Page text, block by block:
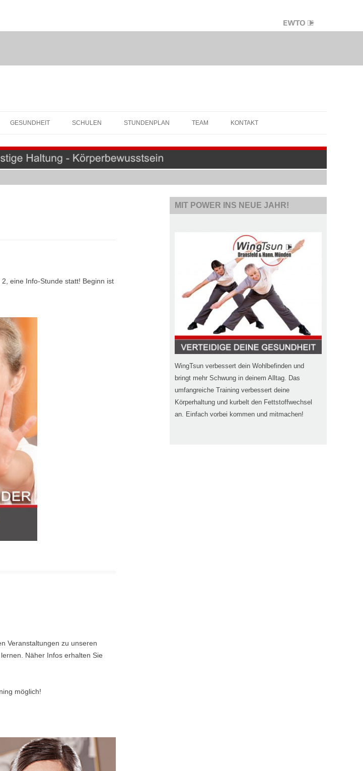
zum
GESUNDHEIT SCHULEN STUNDENPLAN TEAM KONTAKT
eine Info-Stunde statt! Beginn ist
Veranstaltungen zu unseren
Näher Infos erhalten Sie
möglich!
MIT POWER INS NEUE JAHR!
WingTsun verbessert dein Wohlbefinden und
bringt mehr Schwung in deinem Alltag. Das
umfangreiche Training verbessert deine
Körperhaltung und kurbelt den Fettstoffwechsel
an. Einfach vorbei kommen und mitmachen!